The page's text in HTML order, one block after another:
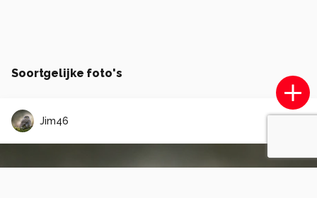
Soortgelijke foto's
Jim46